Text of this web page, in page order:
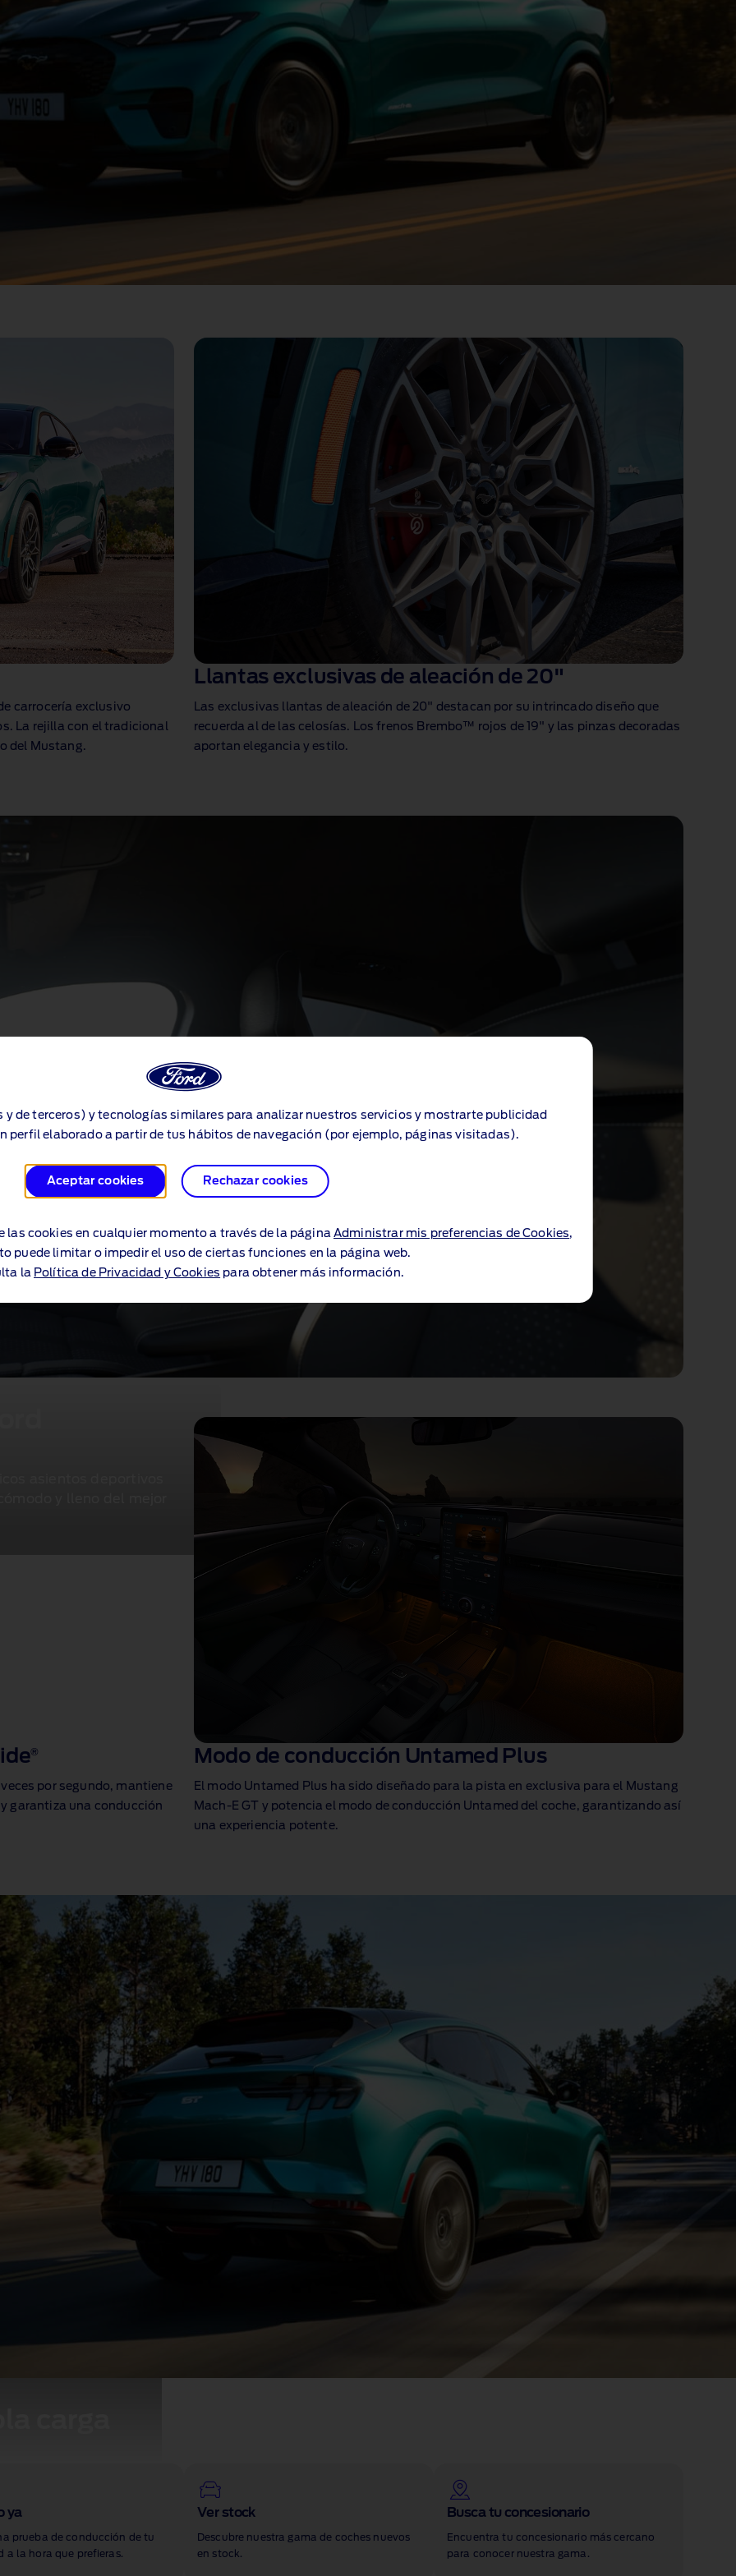
y de terceros) y tecnologías similares para analizar nuestros servicios y mostrarte publicidad
perfil elaborado a partir de tus hábitos de navegación (por ejemplo, páginas visitadas).
Aceptar cookies Rechazar cookies
las cookies en cualquier momento a través de la página Administrar mis preferencias de Cookies,
puede limitar o impedir el uso de ciertas funciones en la página web.
la Política de Privacidad y Cookies para obtener más información.
carrocería exclusivo
La rejilla con el tradicional
del Mustang.
Llantas exclusivas de aleación de 20"
Las exclusivas llantas de aleación de 20" destacan por su intrincado diseño que
recuerda al de las celosías. Los frenos Brembo™ rojos de 19" y las pinzas decoradas
aportan elegancia y estilo.
®
por segundo, mantiene
garantiza una conducción
Modo de conducción Untamed Plus
El modo Untamed Plus ha sido diseñado para la pista en exclusiva para el Mustang
Mach‑E GT y potencia el modo de conducción Untamed del coche, garantizando así
una experiencia potente.
carga
ya
prueba de conducción de tu
a la hora que prefieras.
Ver stock
Descubre nuestra gama de coches nuevos
en stock.
Busca tu concesionario
Encuentra tu concesionario más cercano
para conocer nuestra gama.